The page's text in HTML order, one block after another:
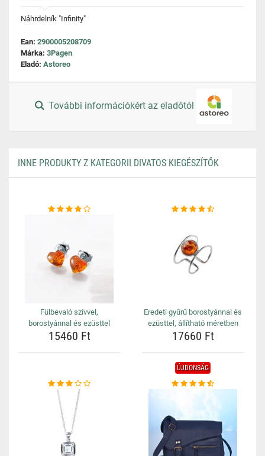
Náhrdelník "Infinity"
Ean: 2900005208709
Márka: 3Pagen
Eladó: Astoreo
További információkért az eladótól
INNE PRODUKTY Z KATEGORII DIVATOS KIEGÉSZÍTŐK
Fülbevaló szívvel,
borostyánnal és ezüsttel
15460 Ft
Eredeti gyűrű borostyánnal és
ezüsttel, állítható méretben
17660 Ft
ÚJDONSÁG